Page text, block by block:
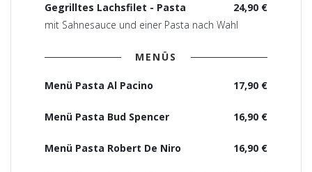
24,90 €
Gegrilltes Lachsfilet - Pasta
mit Sahnesauce und einer Pasta nach Wahl
MENÜS
17,90 €
Menü Pasta Al Pacino
16,90 €
Menü Pasta Bud Spencer
16,90 €
Menü Pasta Robert De Niro